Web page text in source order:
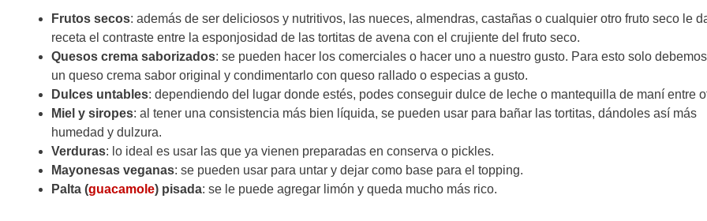
Frutos secos: además de ser deliciosos y nutritivos, las nueces, almendras, castañas o cualquier otro fruto seco le
receta el contraste entre la esponjosidad de las tortitas de avena con el crujiente del fruto seco.
Quesos crema saborizados: se pueden hacer los comerciales o hacer uno a nuestro gusto. Para esto solo
un queso crema sabor original y condimentarlo con queso rallado o especias a gusto.
Dulces untables: dependiendo del lugar donde estés, podes conseguir dulce de leche o mantequilla de maní entre
Miel y siropes: al tener una consistencia más bien líquida, se pueden usar para bañar las tortitas, dándoles así más
humedad y dulzura.
Verduras: lo ideal es usar las que ya vienen preparadas en conserva o pickles.
Mayonesas veganas: se pueden usar para untar y dejar como base para el topping.
Palta (guacamole) pisada: se le puede agregar limón y queda mucho más rico.